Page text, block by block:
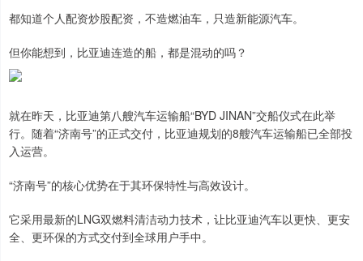
都知道个人配资炒股配资，不造燃油车，只造新能源汽车。
但你能想到，比亚迪连造的船，都是混动的吗？
就在昨天，比亚迪第八艘汽车运输船“BYD JINAN”交船仪式在此举
行。随着“济南号”的正式交付，比亚迪规划的8艘汽车运输船已全部投
入运营。
“济南号”的核心优势在于其环保特性与高效设计。
它采用最新的LNG双燃料清洁动力技术，让比亚迪汽车以更快、更安
全、更环保的方式交付到全球用户手中。